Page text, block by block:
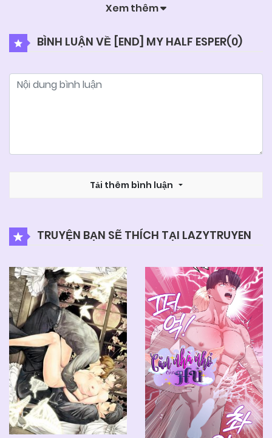
04/06/2025
Chapter 1
Xem thêm
BÌNH LUẬN VỀ [END] MY HALF ESPER(0)
Tải thêm bình luận
TRUYỆN BẠN SẼ THÍCH TẠI LAZYTRUYEN